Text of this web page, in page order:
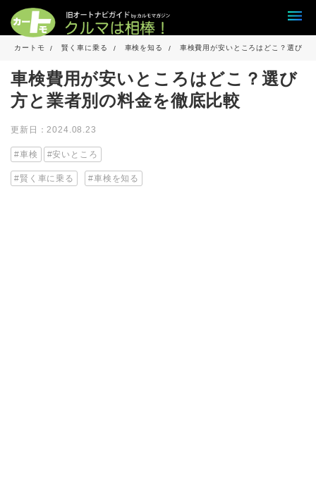
カートモ 賢く車に乗る 車検を知る 車検費用が安いところはどこ？選び方
車検費用が安いところはどこ？選び
方と業者別の料金を徹底比較
更新日：2024.08.23
車検 安いところ
賢く車に乗る 車検を知る